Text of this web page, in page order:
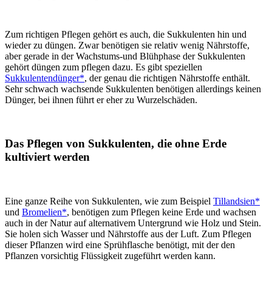
Zum richtigen Pflegen gehört es auch, die Sukkulenten hin und
wieder zu düngen. Zwar benötigen sie relativ wenig Nährstoffe,
aber gerade in der Wachstums-und Blühphase der Sukkulenten
gehört düngen zum pflegen dazu. Es gibt speziellen
Sukkulentendünger*, der genau die richtigen Nährstoffe enthält.
Sehr schwach wachsende Sukkulenten benötigen allerdings keinen
Dünger, bei ihnen führt er eher zu Wurzelschäden.
Das Pflegen von Sukkulenten, die ohne Erde
kultiviert werden
Eine ganze Reihe von Sukkulenten, wie zum Beispiel Tillandsien*
und Bromelien*, benötigen zum Pflegen keine Erde und wachsen
auch in der Natur auf alternativem Untergrund wie Holz und Stein.
Sie holen sich Wasser und Nährstoffe aus der Luft. Zum Pflegen
dieser Pflanzen wird eine Sprühflasche benötigt, mit der den
Pflanzen vorsichtig Flüssigkeit zugeführt werden kann.